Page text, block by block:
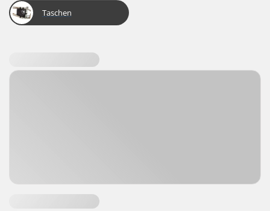
Taschen